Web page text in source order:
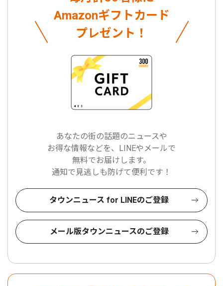
Amazonギフトカード
プレゼント！
あなたの街の話題のニュースや
お得な情報などを、LINEやメールで
無料でお届けします。
通知で見逃しも防げて便利です！
タウンニュース for LINEのご登録
メール版タウンニュースのご登録